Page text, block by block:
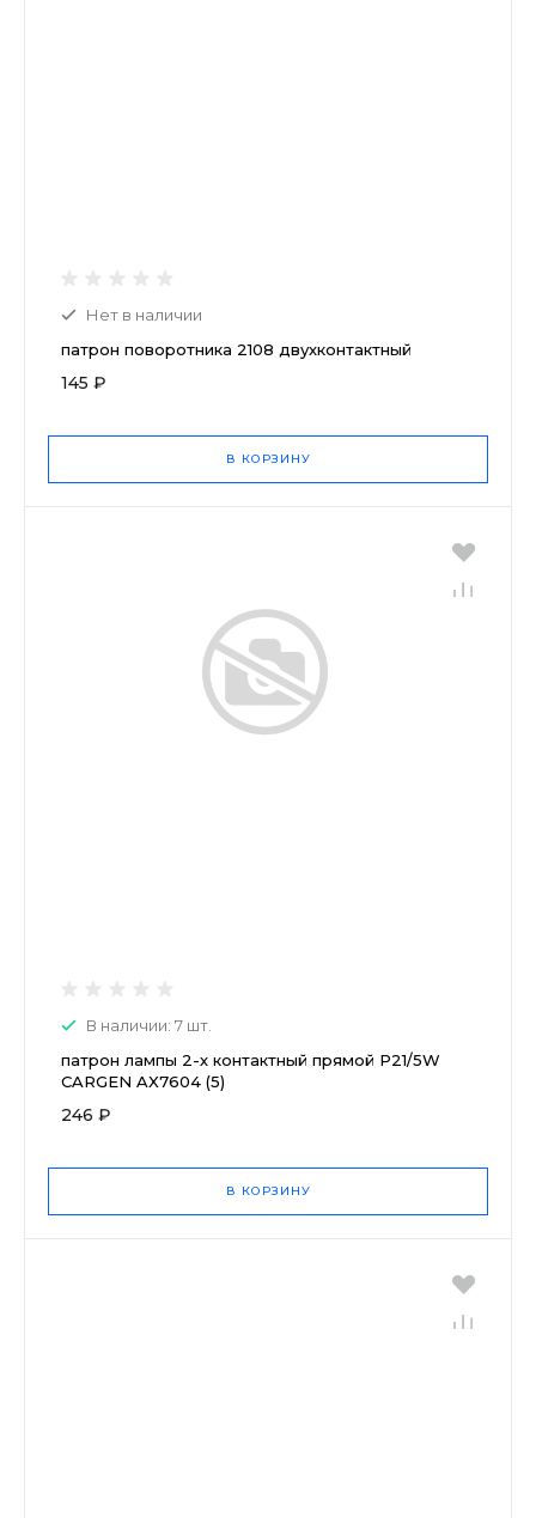
Нет в наличии
патрон поворотника 2108 двухконтактный
145 ₽
В КОРЗИНУ
В наличии: 7 шт.
патрон лампы 2-х контактный прямой P21/5W
CARGEN AX7604 (5)
246 ₽
В КОРЗИНУ